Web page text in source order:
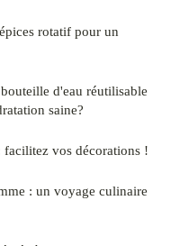
rotatif pour un
d'eau réutilisable
saine?
facilitez vos décorations !
: un voyage culinaire